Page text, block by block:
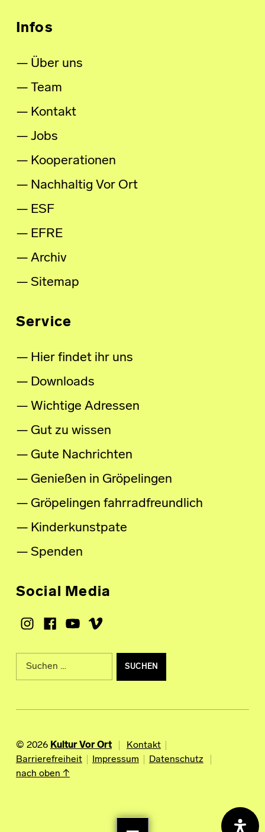
Infos
Über uns
Team
Kontakt
Jobs
Kooperationen
Nachhaltig Vor Ort
ESF
EFRE
Archiv
Sitemap
Service
Hier findet ihr uns
Downloads
Wichtige Adressen
Gut zu wissen
Gute Nachrichten
Genießen in Gröpelingen
Gröpelingen fahrradfreundlich
Kinderkunstpate
Spenden
Social Media
Instagram
Facebook
Youtube
Vimeo
Suche nach:
© 2026 Kultur Vor Ort
Kontakt
Barrierefreiheit
Impressum
Datenschutz
nach oben ↑